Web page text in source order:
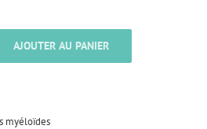
AJOUTER AU PANIER
myéloïdes